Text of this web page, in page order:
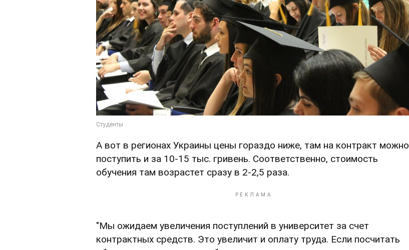
А вот в регионах Украины цены гораздо ниже, там на контракт можно
поступить и за 10-15 тыс. гривень. Соответственно, стоимость
обучения там возрастет сразу в 2-2,5 раза.
"Мы ожидаем увеличения поступлений в университет за счет
контрактных средств. Это увеличит и оплату труда. Если посчитать